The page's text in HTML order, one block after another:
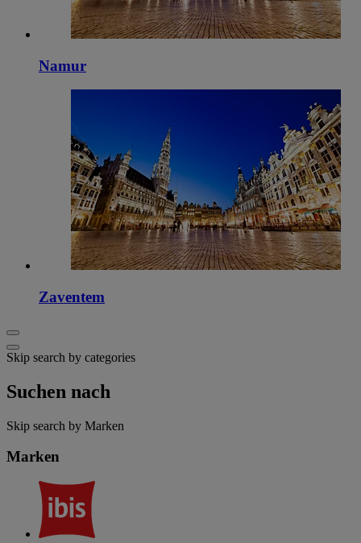
Namur
Zaventem
Skip search by categories
Suchen nach
Skip search by Marken
Marken